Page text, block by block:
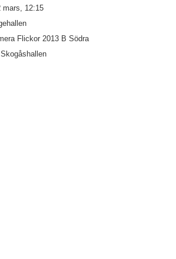
mars, 12:15
Flickor 2013 B Södra